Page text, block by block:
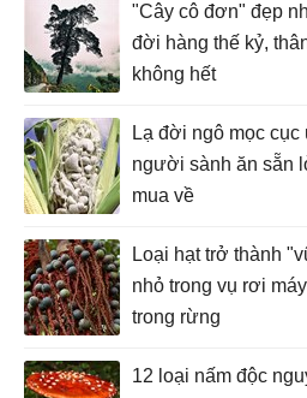
"Cây cô đơn" đẹp
đời hàng thế kỷ,
không hết
Lạ đời ngô mọc cục
người sành ăn sẵn
mua về
Loại hạt trở thành
nhỏ trong vụ rơi
trong rừng
12 loại nấm độc